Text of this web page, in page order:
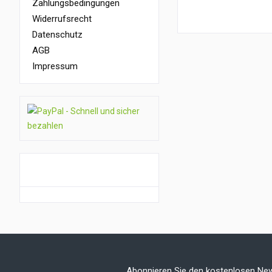
Zahlungsbedingungen
Widerrufsrecht
Datenschutz
AGB
Impressum